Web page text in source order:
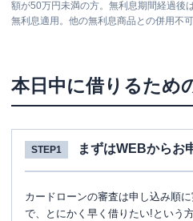
額が50万円未満の方。無利息期間経過後
無利息適用。他の無利息商品との併用不可
本日中に借りるため
STEP1 まずはWEBからお
カードローンの審査は申し込み順
で、とにかく早く借りたい!という